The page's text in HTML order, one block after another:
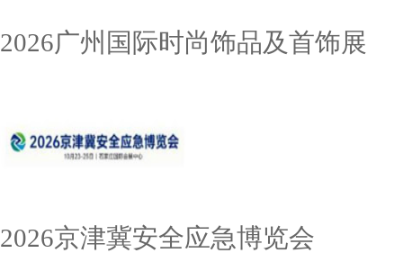
2026广州国际时尚饰品及首饰展
2026京津冀安全应急博览会